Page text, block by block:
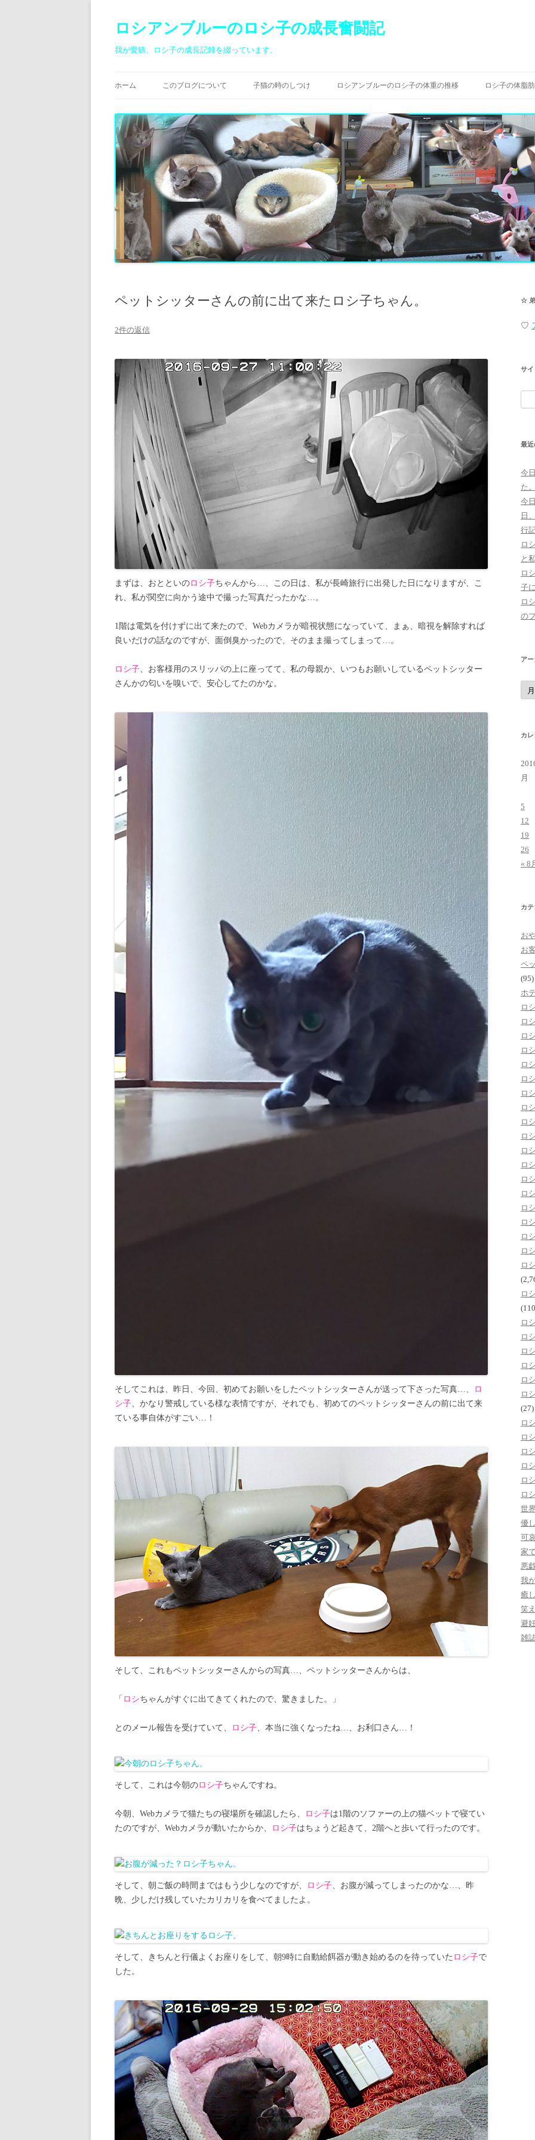
ロシアンブルーのロシ子の成長奮闘記
我が愛猫、ロシ子の成長記録を綴っています。
ン
へ
ス
キ
ッ
プ
ホーム このブログについて 子猫の時のしつけ ロシアンブルーのロシ子の体重の推移 ロシ子の体脂
ペットシッターさんの前に出て来たロシ子ちゃん。
2件の返信
まずは、おとといのロシ子ちゃんから…、この日は、私が長崎旅行に出発した日になりますが、こ
れ、私が関空に向かう途中で撮った写真だったかな…。
1階は電気を付けずに出て来たので、Webカメラが暗視状態になっていて、まぁ、暗視を解除すれば
良いだけの話なのですが、面倒臭かったので、そのまま撮ってしまって…。
ロシ子 、お客様用のスリッパの上に座ってて、私の母親か、いつもお願いしているペットシッター
さんかの匂いを嗅いで、安心してたのかな。
そしてこれは、昨日、今回、初めてお願いをしたペットシッターさんが送って下さった写真…、
ロ
シ子、かなり警戒している様な表情ですが、それでも、初めてのペットシッターさんの前に出て来
ている事自体がすごい…！
そして、これもペットシッターさんからの写真…、ペットシッターさんからは、
「 ロシちゃんがすぐに出てきてくれたので、驚きました。」
とのメール報告を受けていて、 ロシ子、本当に強くなったね…、お利口さん…！
そして、これは今朝のロシ子ちゃんですね。
今朝、Webカメラで猫たちの寝場所を確認したら、 ロシ子は1階のソファーの上の猫ベットで寝てい
たのですが、Webカメラが動いたからか、
ロシ子はちょうど起きて、2階へと歩いて行ったのです。
そして、朝ご飯の時間まではもう少しなのですが、 ロシ子、お腹が減ってしまったのかな…、昨
晩、少しだけ残していたカリカリを食べてましたよ。
そして、きちんと行儀よくお座りをして、朝9時に自動給餌器が動き始めるのを待っていた ロシ子で
した。
☆ 弟
♡
サイ
索:
最近
今
た
今
日
行
ロ
と
ロ
子
ロ
の
ア
ア
ー
カ
カ
月
5
12
19
26
« 8
カ
お
お
ペ
(95)
ホ
ロ
ロ
ロ
ロ
ロ
ロ
ロ
ロ
ロ
ロ
ロ
ロ
ロ
ロ
ロ
ロ
ロ
ロ
ロ
ロ
ロ
ロ
ロ
ロ
ロ
ロ
(27)
ロ
ロ
ロ
ロ
ロ
ロ
世
優
可
家
悪
我
癒
笑
避
雑